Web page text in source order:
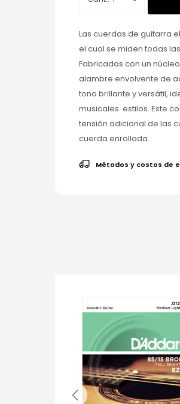
Las cuerdas de guitarra
el cual se miden todas
Fabricadas con un
alambre envolvente de
tono brillante y versátil,
musicales. estilos. Este
tensión adicional de las
cuerda enrollada.
Métodos y costos de